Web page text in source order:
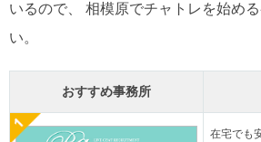
いるので、 相模原でチャトレを始め
い。
おすすめ事務所
在宅でも